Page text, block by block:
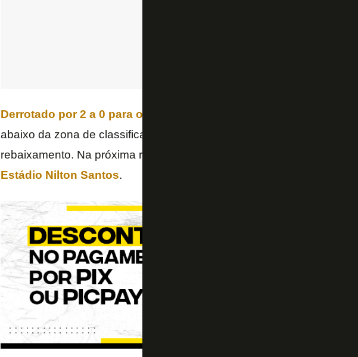
Derrotado por 2 a 0 para o Cuiabá na Arena Pantanal
abaixo da zona de classificação para a
rebaixamento. Na próxima rodada, enfrentará o
Estádio Nilton Santos.